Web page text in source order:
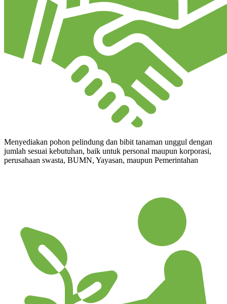
Menyediakan pohon pelindung dan bibit tanaman unggul dengan
jumlah sesuai kebutuhan, baik untuk personal maupun korporasi,
perusahaan swasta, BUMN, Yayasan, maupun Pemerintahan